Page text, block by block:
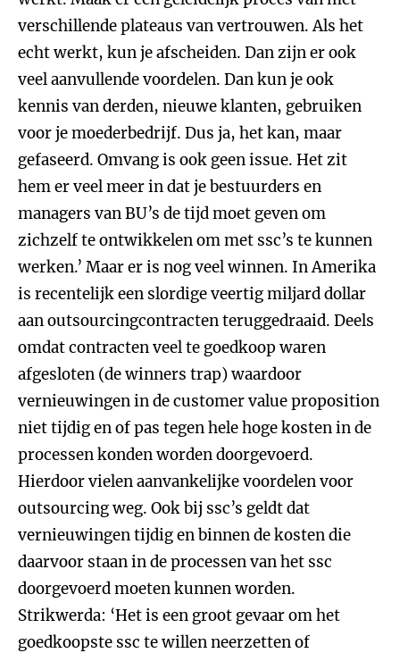
verschillende plateaus van vertrouwen. Als het
echt werkt, kun je afscheiden. Dan zijn er ook
veel aanvullende voordelen. Dan kun je ook
kennis van derden, nieuwe klanten, gebruiken
voor je moederbedrijf. Dus ja, het kan, maar
gefaseerd. Omvang is ook geen issue. Het zit
hem er veel meer in dat je bestuurders en
managers van BU’s de tijd moet geven om
zichzelf te ontwikkelen om met ssc’s te kunnen
werken.’ Maar er is nog veel winnen. In Amerika
is recentelijk een slordige veertig miljard dollar
aan outsourcingcontracten teruggedraaid. Deels
omdat contracten veel te goedkoop waren
afgesloten (de winners trap) waardoor
vernieuwingen in de customer value proposition
niet tijdig en of pas tegen hele hoge kosten in de
processen konden worden doorgevoerd.
Hierdoor vielen aanvankelijke voordelen voor
outsourcing weg. Ook bij ssc’s geldt dat
vernieuwingen tijdig en binnen de kosten die
daarvoor staan in de processen van het ssc
doorgevoerd moeten kunnen worden.
Strikwerda: ‘Het is een groot gevaar om het
goedkoopste ssc te willen neerzetten of